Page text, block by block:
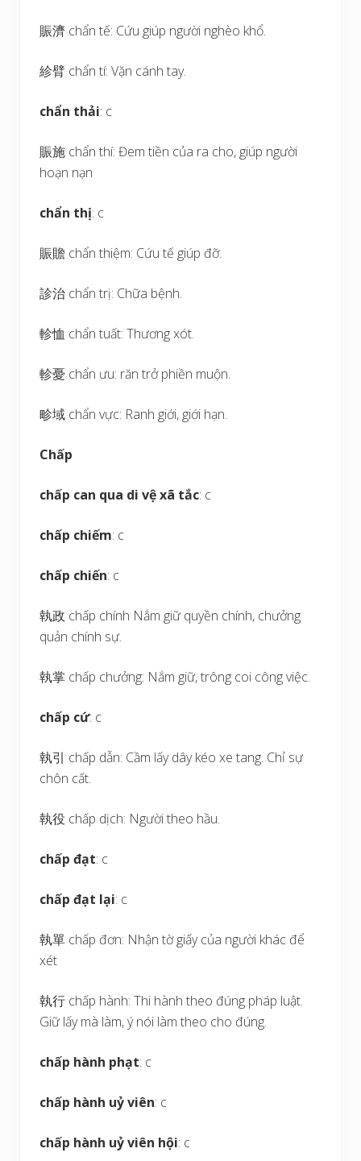
賑濟 chẩn tế: Cứu giúp người nghèo khổ.
紾臂 chẩn tí: Vặn cánh tay.
chẩn thải: c
賑施 chẩn thí: Đem tiền của ra cho, giúp người
hoạn nạn
chẩn thị: c
賑贍 chẩn thiệm: Cứu tế giúp đỡ.
診治 chẩn trị: Chữa bệnh.
軫恤 chẩn tuất: Thương xót.
軫憂 chẩn ưu: răn trở phiền muộn.
畛域 chẩn vực: Ranh giới, giới hạn.
Chấp
chấp can qua di vệ xã tắc: c
chấp chiếm: c
chấp chiến: c
執政 chấp chính Nắm giữ quyền chính, chưởng
quản chính sự.
執掌 chấp chưởng: Nắm giữ, trông coi công việc.
chấp cứ: c
執引 chấp dẫn: Cầm lấy dây kéo xe tang. Chỉ sự
chôn cất.
執役 chấp dịch: Người theo hầu.
chấp đạt: c
chấp đạt lại: c
執單 chấp đơn: Nhận tờ giấy của người khác để
xét
執行 chấp hành: Thi hành theo đúng pháp luật.
Giữ lấy mà làm, ý nói làm theo cho đúng.
chấp hành phạt: c
chấp hành uỷ viên: c
chấp hành uỷ viên hội: c